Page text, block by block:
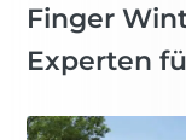
Finger
Experten